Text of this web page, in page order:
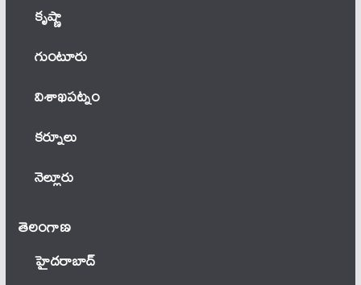
కృష్ణా
గుంటూరు
విశాఖపట్నం
కర్నూలు
నెల్లూరు
తెలంగాణ‌
హైదరాబాద్